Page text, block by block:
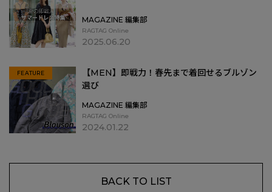
MAGAZINE 編集部
RAGTAG Online
2025.06.20
FEATURE
【MEN】即戦力！春先まで着回せるブルゾン
選び
MAGAZINE 編集部
RAGTAG Online
2024.01.22
BACK TO LIST